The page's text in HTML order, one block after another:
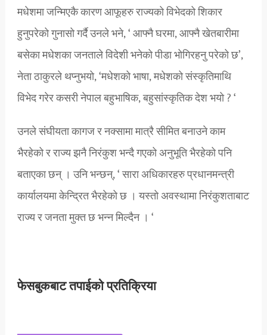
मधेशमा जन्मिएकै कारण आफूहरु राज्यको विभेदको शिकार
हुनुपरेको गुनासो गर्दै उनले भने, ‘ आफ्नै घरमा, आफ्नै खेतबारीमा
बसेका मधेशका जनताले विदेशी भनेको पीडा भोगिरहनु परेको छ’,
नेता ठाकुरले थप्नुभयो, ‘मधेशको भाषा, मधेशको संस्कृतिमाथि
विभेद गरेर कसरी नेपाल बहुभाषिक, बहुसांस्कृतिक देश भयो ? ‘
उनले संघीयता कागज र नक्सामा मात्रै सीमित बनाउने काम
भैरहेको र राज्य झनै निरंकुश भन्दै गएको अनुभूति भैरहेको पनि
बताएका छन् । उनि भन्छन्, ‘ सारा अधिकारहरु प्रधानमन्त्री
कार्यालयमा केन्द्रित भैरहेको छ । यस्तो अवस्थामा निरंकुशताबाट
राज्य र जनता मुक्त छ भन्न मिल्दैन । ‘
फेसबुकबाट तपाईको प्रतिक्रिया